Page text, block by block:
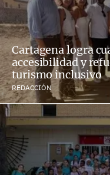
Cartagena logra
accesibilidad y
turismo inclusivo
REDACCIÓN